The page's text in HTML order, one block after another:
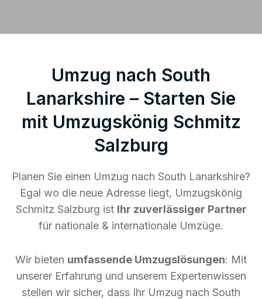
Umzug nach South
Lanarkshire – Starten Sie
mit Umzugskönig Schmitz
Salzburg
Planen Sie einen Umzug nach South Lanarkshire?
Egal wo die neue Adresse liegt, Umzugskönig
Schmitz Salzburg ist Ihr zuverlässiger Partner
für nationale & internationale Umzüge.
Wir bieten umfassende Umzugslösungen: Mit
unserer Erfahrung und unserem Expertenwissen
stellen wir sicher, dass Ihr Umzug nach South